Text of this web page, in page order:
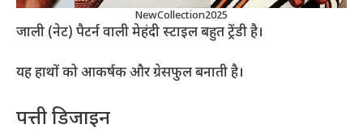
NewCollection2025
जाली (नेट) पैटर्न वाली मेहंदी स्टाइल बहुत ट्रेंडी है।
यह हाथों को आकर्षक और ग्रेसफुल बनाती है।
पत्ती डिजाइन